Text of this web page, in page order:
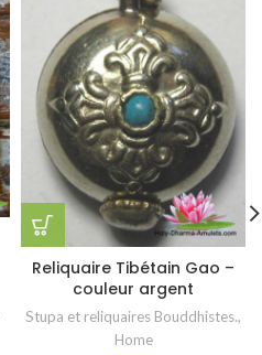
Reliquaire Tibétain Gao –
couleur argent
Stupa et reliquaires Bouddhistes.,
Home